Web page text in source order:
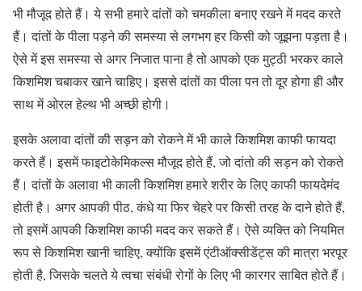
भी मौजूद होते हैं। ये सभी हमारे दांतों को चमकीला बनाए रखने में मदद करते
हैं। दांतों के पीला पड़ने की समस्या से लगभग हर किसी को जूझना पड़ता है।
ऐसे में इस समस्या से अगर निजात पाना है तो आपको एक मुट्ठी भरकर काले
किशमिश चबाकर खाने चाहिए। इससे दांतों का पीला पन तो दूर होगा ही और
साथ में ओरल हेल्थ भी अच्छी होगी।
इसके अलावा दांतों की सड़न को रोकने में भी काले किशमिश काफी फायदा
करते हैं। इसमें फाइटोकेमिकल्स मौजूद होते हैं, जो दांतो की सड़न को रोकते
हैं। दांतों के अलावा भी काली किशमिश हमारे शरीर के लिए काफी फायदेमंद
होती है। अगर आपकी पीठ, कंधे या फिर चेहरे पर किसी तरह के दाने होते हैं,
तो इसमें आपकी किशमिश काफी मदद कर सकते हैं। ऐसे व्यक्ति को नियमित
रूप से किशमिश खानी चाहिए, क्योंकि इसमें एंटीऑक्सीडेंट्स की मात्रा भरपूर
होती है, जिसके चलते ये त्वचा संबंधी रोगों के लिए भी कारगर साबित होते हैं।